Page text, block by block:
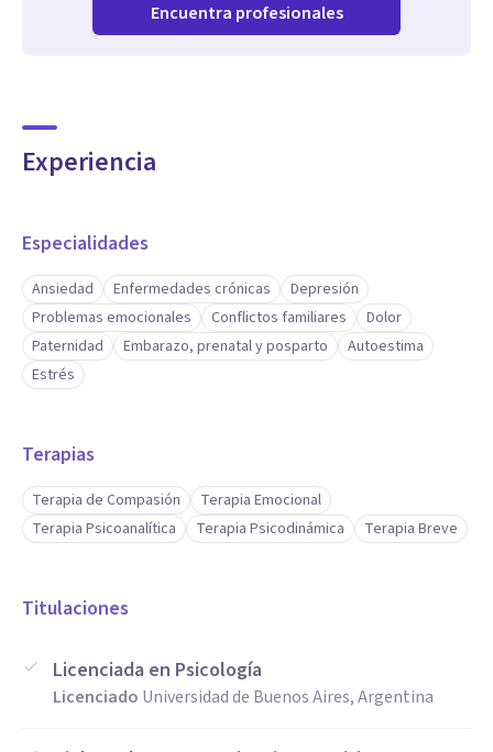
Encuentra profesionales
Experiencia
Especialidades
Ansiedad Enfermedades crónicas
Depresión
Problemas emocionales
Conflictos familiares
Dolor
Paternidad
Embarazo, prenatal y posparto
Autoestima
Estrés
Terapias
Terapia de Compasión
Terapia Emocional
Terapia Psicoanalítica
Terapia Psicodinámica Terapia Breve
Titulaciones
Licenciada en Psicología
Licenciado Universidad de Buenos Aires, Argentina